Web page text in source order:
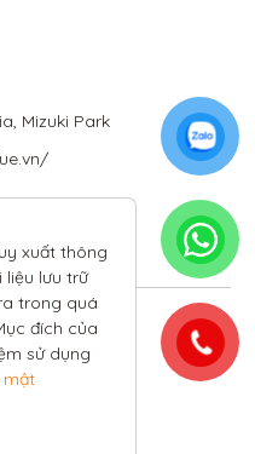
Mizuki Park
xuất thông
liệu lưu trữ
trong quá
đích của
sử dụng
mật